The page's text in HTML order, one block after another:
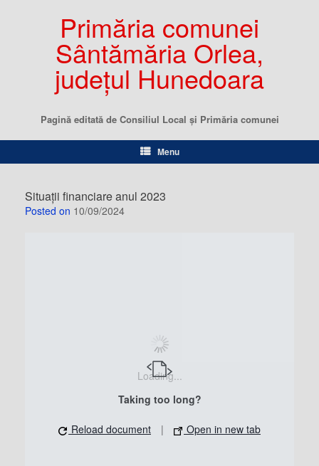
Primăria comunei
Sântămăria Orlea,
județul Hunedoara
Pagină editată de Consiliul Local şi Primăria comunei
Menu
Situații financiare anul 2023
Posted on 10/09/2024
Loading...
Taking too long?
Reload document | Open in new tab